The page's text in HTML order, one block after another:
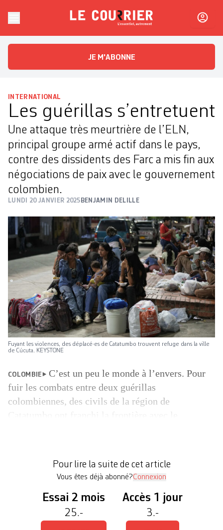
Le CourrierL'essentiel, autrement
JE M'ABONNE
INTERNATIONAL
Les guérillas s’entretuent
Une attaque très meurtrière de l’ELN,
principal groupe armé actif dans le pays,
contre des dissidents des Farc a mis fin aux
négociations de paix avec le gouvernement
colombien.
LUNDI 20 JANVIER 2025 BENJAMIN DELILLE
Fuyant les violences, des déplacé·es de Catatumbo trouvent refuge dans la ville
de Cúcuta. KEYSTONE
COLOMBIE
C’est un peu le monde à l’envers. Pour
fuir les combats entre deux guérillas
colombiennes, des civils de la région de
politique […]
Pour lire la suite de cet article
Vous êtes déjà abonné?Connexion
Essai 2 mois
25.-
Accès 1 jour
3.-